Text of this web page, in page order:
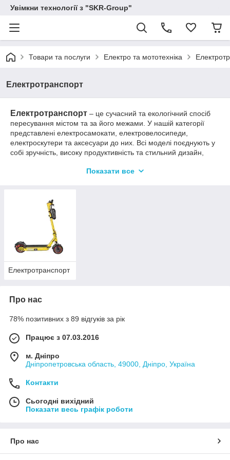
Увімкни технології з "SKR-Group"
Товари та послуги Електро та мототехніка
Електротранспорт
Електротранспорт – це сучасний та екологічний спосіб
пересування містом та за його межами. У нашій категорії
представлені електросамокати, електровелосипеди,
електроскутери та аксесуари до них. Всі моделі поєднують у
собі зручність, високу продуктивність та стильний дизайн,
вибрати ідеальну модель під свої потреби та спосіб життя.
Показати все
Електротранспорт
Про нас
78% позитивних з 89 відгуків за рік
Працює з 07.03.2016
м. Дніпро
Дніпропетровська область, 49000, Дніпро, Україна
Контакти
Сьогодні вихідний
Показати весь графік роботи
Про нас